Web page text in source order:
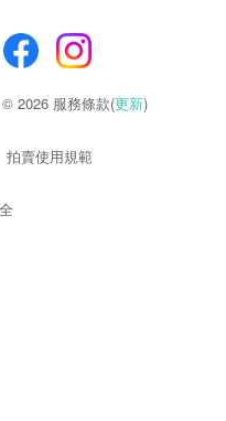
2026 服務條款(更新)
拍賣使用規範